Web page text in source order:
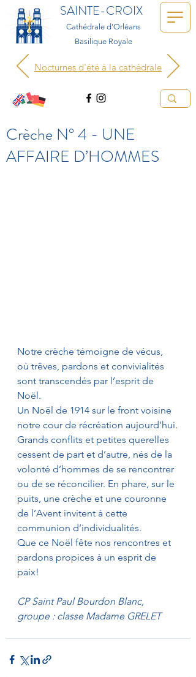
SAINTE-CROIX
Cathédrale d'Orléans
Basilique Royale
Nocturnes d'été à la cathédrale
Crèche N° 4 - UNE
AFFAIRE D’HOMMES
Notre crèche témoigne de vécus,
où trêves, pardons et convivialités
sont transcendés par l’esprit de
Noël.
Un Noël de 1914 sur le front voisine
notre cour de récréation aujourd’hui.
Grands conflits et petites querelles
cessent de part et d’autre, nés de la
volonté d’hommes de se rencontrer
ou de se réconcilier. En phare, sur le
puits, une crèche et une couronne
de l’Avent invitent à cette
communion d’individualités.
Que ce Noël fête nos rencontres et
pardons propices à un esprit de
paix!
CP Saint Paul Bourdon Blanc,
groupe : classe Madame GRELET